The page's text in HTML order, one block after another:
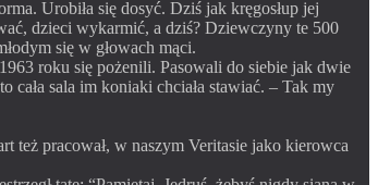
Urobiła się dosyć. Dziś jak kręgosłup jej
dzieci wykarmić, a dziś? Dziewczyny te 500
się w głowach mąci.
roku się pożenili. Pasowali do siebie jak dwie
sala im koniaki chciała stawiać. – Tak my
też pracował, w naszym Veritasie jako kierowca